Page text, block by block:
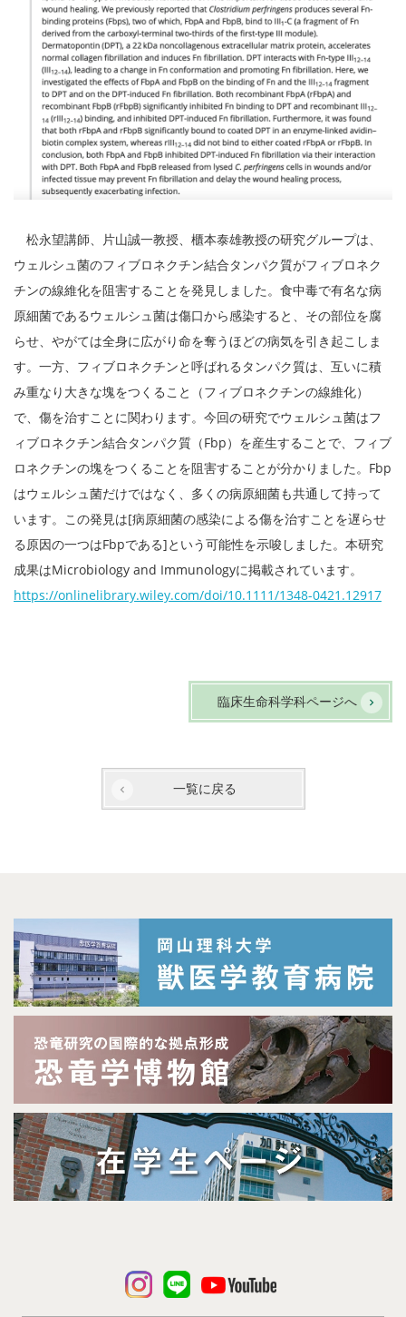
松永望講師、片山誠一教授、櫃本泰雄教授の研究グループは、
ウェルシュ菌のフィブロネクチン結合タンパク質がフィブロネク
チンの線維化を阻害することを発見しました。食中毒で有名な病
原細菌であるウェルシュ菌は傷口から感染すると、その部位を腐
らせ、やがては全身に広がり命を奪うほどの病気を引き起こしま
す。一方、フィブロネクチンと呼ばれるタンパク質は、互いに積
み重なり大きな塊をつくること（フィブロネクチンの線維化）
で、傷を治すことに関わります。今回の研究でウェルシュ菌はフ
ィブロネクチン結合タンパク質（Fbp）を産生することで、フィブ
ロネクチンの塊をつくることを阻害することが分かりました。Fbp
はウェルシュ菌だけではなく、多くの病原細菌も共通して持って
います。この発見は[病原細菌の感染による傷を治すことを遅らせ
る原因の一つはFbpである]という可能性を示唆しました。本研究
成果はMicrobiology and Immunologyに掲載されています。
https://onlinelibrary.wiley.com/doi/10.1111/1348-0421.12917
臨床生命科学科ページへ
一覧に戻る